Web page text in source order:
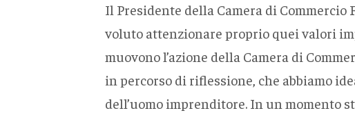
Il Presidente della Camera di Commercio
voluto attenzionare proprio quei valori
muovono l’azione della Camera di
in percorso di riflessione, che abbiamo
dell’uomo imprenditore. In un momento